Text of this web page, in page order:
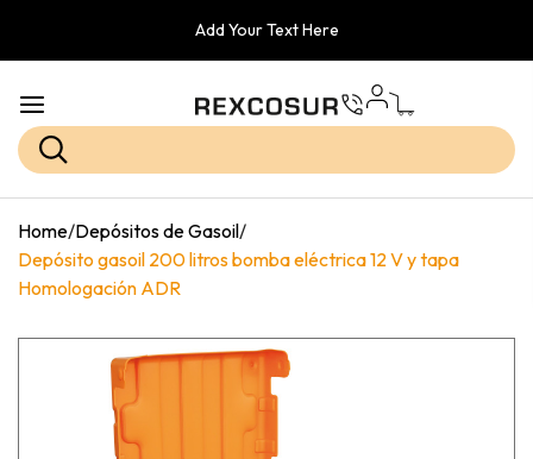
Add Your Text Here
Home/Depósitos de Gasoil/
Depósito gasoil 200 litros bomba eléctrica 12 V y tapa
Homologación ADR